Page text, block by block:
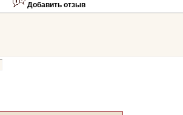
Добавить отзыв